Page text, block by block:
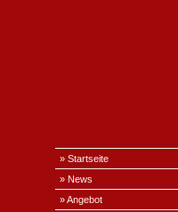
» Startseite
» News
» Angebot